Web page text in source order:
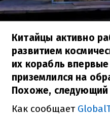
Китайцы активно
развитием
их корабль
приземлился на
Похоже, следующий
Как сообщает